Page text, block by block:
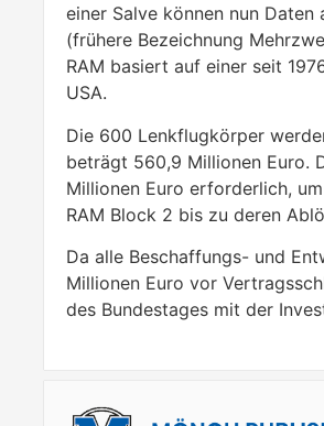
einer Salve können nun
(frühere Bezeichnung
RAM basiert auf einer seit
USA.
Die 600 Lenkflugkörper
beträgt 560,9 Millionen Euro.
Millionen Euro erforderlich,
RAM Block 2 bis zu deren
Da alle Beschaffungs- und
Millionen Euro vor
des Bundestages mit der